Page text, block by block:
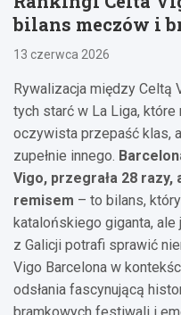
bilans meczów i
13 czerwca 2026
Rywalizacja między Celtą
tych starć w La Liga,
oczywista przepaść klas,
zupełnie innego.
Vigo, przegrała 28 razy,
remisem – to bilans,
katalońskiego giganta, ale
z Galicji potrafi sprawić
Vigo Barcelona w
odsłania fascynującą